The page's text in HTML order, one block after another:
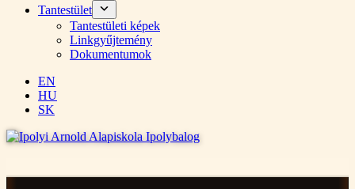
Tantestület
Tantestületi képek
Linkgyűjtemény
Dokumentumok
EN
HU
SK